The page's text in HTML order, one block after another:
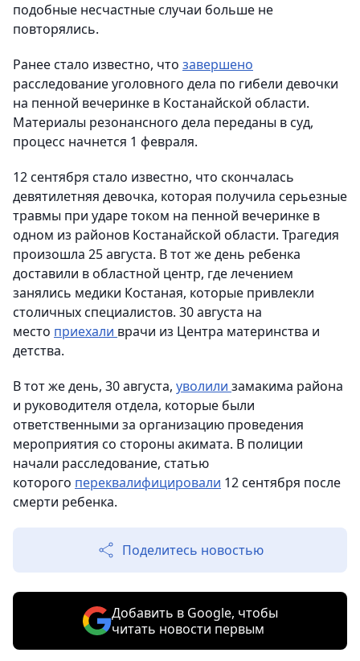
подобные несчастные случаи больше не
повторялись.
Ранее стало известно, что завершено
расследование уголовного дела по гибели девочки
на пенной вечеринке в Костанайской области.
Материалы резонансного дела переданы в суд,
процесс начнется 1 февраля.
12 сентября стало известно, что скончалась
девятилетняя девочка, которая получила серьезные
травмы при ударе током на пенной вечеринке в
одном из районов Костанайской области. Трагедия
произошла 25 августа. В тот же день ребенка
доставили в областной центр, где лечением
занялись медики Костаная, которые привлекли
столичных специалистов. 30 августа на
место приехали врачи из Центра материнства и
детства.
В тот же день, 30 августа, уволили замакима района
и руководителя отдела, которые были
ответственными за организацию проведения
мероприятия со стороны акимата. В полиции
начали расследование, статью
которого переквалифицировали 12 сентября после
смерти ребенка.
Поделитесь новостью
Добавить в Google, чтобы
читать новости первым